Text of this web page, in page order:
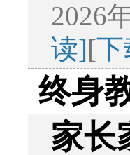
2026
读][下
终身
家长